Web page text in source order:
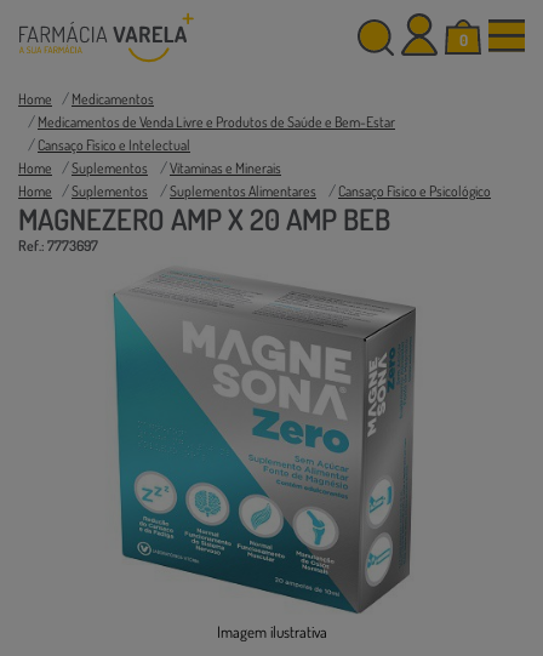
0
Home
Medicamentos
Medicamentos de Venda Livre e Produtos de Saúde e Bem-Estar
Cansaço Físico e Intelectual
Home
Suplementos
Vitaminas e Minerais
Home
Suplementos Suplementos Alimentares Cansaço Físico e Psicológico
MAGNEZERO AMP X 20 AMP BEB
Ref.: 7773697
Imagem ilustrativa